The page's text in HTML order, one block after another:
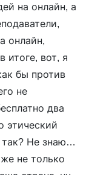
на онлайн, а
онлайн,
итоге, вот, я
бы против
не
два
этический
так? Не знаю…
не только